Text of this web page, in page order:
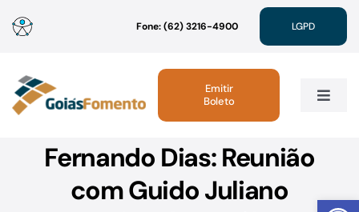
para
conteúdo
Fone: (62) 3216-4900 LGPD
Toggle
Institucional
Emitir
Boleto
Fernando Dias: Reunião
com Guido Juliano